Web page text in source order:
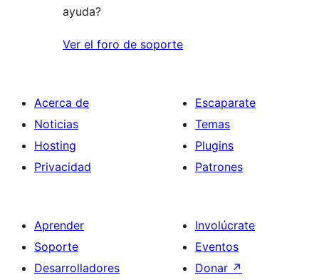
ayuda?
Ver el foro de soporte
Acerca de
Noticias
Hosting
Privacidad
Escaparate
Temas
Plugins
Patrones
Aprender
Soporte
Desarrolladores
Involúcrate
Eventos
Donar ↗